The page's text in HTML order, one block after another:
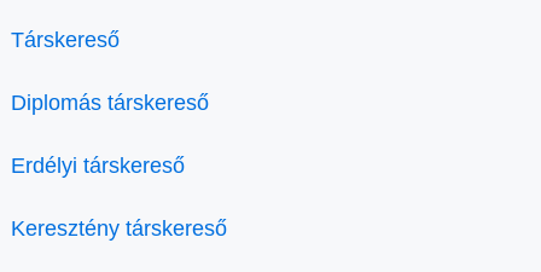
Társkereső
Diplomás társkereső
Erdélyi társkereső
Keresztény társkereső